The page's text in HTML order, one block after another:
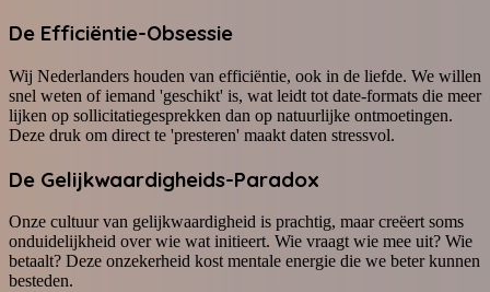
De Efficiëntie-Obsessie
Wij Nederlanders houden van efficiëntie, ook in de liefde. We willen
snel weten of iemand 'geschikt' is, wat leidt tot date-formats die meer
lijken op sollicitatiegesprekken dan op natuurlijke ontmoetingen.
Deze druk om direct te 'presteren' maakt daten stressvol.
De Gelijkwaardigheids-Paradox
Onze cultuur van gelijkwaardigheid is prachtig, maar creëert soms
onduidelijkheid over wie wat initieert. Wie vraagt wie mee uit? Wie
betaalt? Deze onzekerheid kost mentale energie die we beter kunnen
besteden.